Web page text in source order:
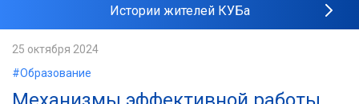
Истории жителей КУБа
Наши интервью
25 октября 2024
#Образование